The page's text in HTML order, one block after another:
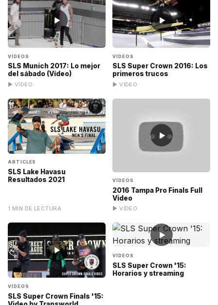
▶
VÍDEOS
SLS Munich 2017: Lo mejor
del sábado (Vídeo)
▶ VÍDEO
▶
VÍDEOS
SLS Super Crown 2016: Los
primeros trucos
▶ VÍDEO
ARTICLES
SLS Lake Havasu
Resultados 2021
1 MIN DE LECTURA
▶
VÍDEOS
2016 Tampa Pro Finals Full
Video
▶ VÍDEO
▶
VÍDEOS
SLS Super Crown Finals '15:
▶
VÍDEOS
SLS Super Crown '15:
Horarios y streaming